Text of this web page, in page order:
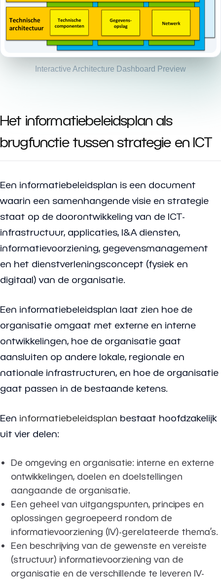
Interactive Architecture Dashboard Preview
Het informatiebeleidsplan als
brugfunctie tussen strategie en ICT
Een informatiebeleidsplan is een document
waarin een samenhangende visie en strategie
staat op de doorontwikkeling van de ICT-
infrastructuur, applicaties, I&A diensten,
informatievoorziening, gegevensmanagement
en het dienstverleningsconcept (fysiek en
digitaal) van de organisatie.
Een informatiebeleidsplan laat zien hoe de
organisatie omgaat met externe en interne
ontwikkelingen, hoe de organisatie gaat
aansluiten op andere lokale, regionale en
nationale infrastructuren, en hoe de organisatie
gaat passen in de bestaande ketens.
Een informatiebeleidsplan bestaat hoofdzakelijk
uit vier delen:
De omgeving en organisatie: interne en externe
ontwikkelingen, doelen en doelstellingen
aangaande de organisatie.
Een geheel van uitgangspunten, principes en
oplossingen gegroepeerd rondom de
informatievoorziening (IV)-gerelateerde thema’s.
Een beschrijving van de gewenste en vereiste
(structuur) informatievoorziening van de
organisatie en de verschillende te leveren IV-